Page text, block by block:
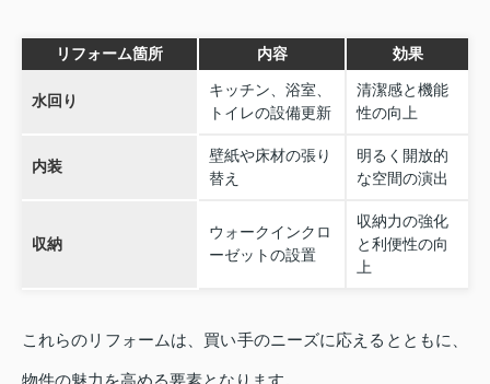
リフォーム箇所 内容 効果
水回り
キッチン、浴室、
トイレの設備更新
清潔感と機能
性の向上
内装
壁紙や床材の張り
替え
明るく開放的
な空間の演出
収納
ウォークインクロ
ーゼットの設置
収納力の強化
と利便性の向
上
これらのリフォームは、買い手のニーズに応えるとともに、
物件の魅力を高める要素となります。